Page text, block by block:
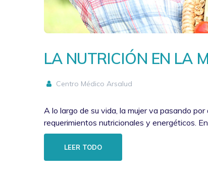
LA NUTRICIÓN EN LA
Centro Médico Arsalud
A lo largo de su vida, la mujer va pasando
requerimientos nutricionales y energéticos.
LEER TODO